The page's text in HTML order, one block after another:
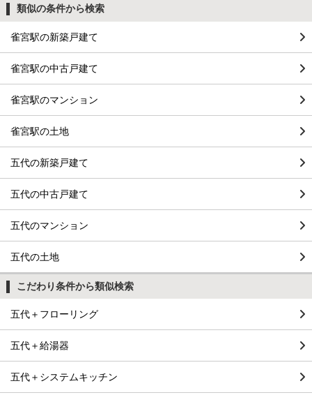
類似の条件から検索
雀宮駅の新築戸建て
雀宮駅の中古戸建て
雀宮駅のマンション
雀宮駅の土地
五代の新築戸建て
五代の中古戸建て
五代のマンション
五代の土地
こだわり条件から類似検索
五代＋フローリング
五代＋給湯器
五代＋システムキッチン